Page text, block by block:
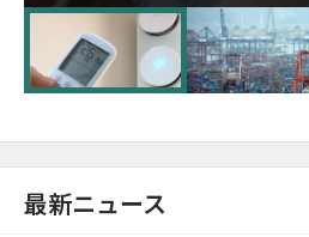
に需給対応体制を点検
最新ニュース